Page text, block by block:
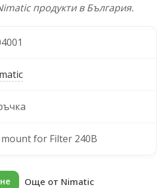
продукти в България.
for Filter 240B
Още от Nimatic